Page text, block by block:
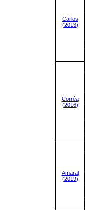
Carlos
(2013)
Corrêa
(2016)
Amaral
(2019)